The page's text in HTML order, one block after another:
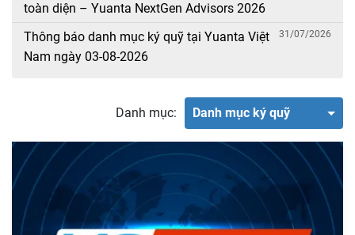
toàn diện – Yuanta NextGen Advisors 2026
Thông báo danh mục ký quỹ tại Yuanta Việt
Nam ngày 03-08-2026
31/07/2026
Danh mục: Danh mục ký quỹ